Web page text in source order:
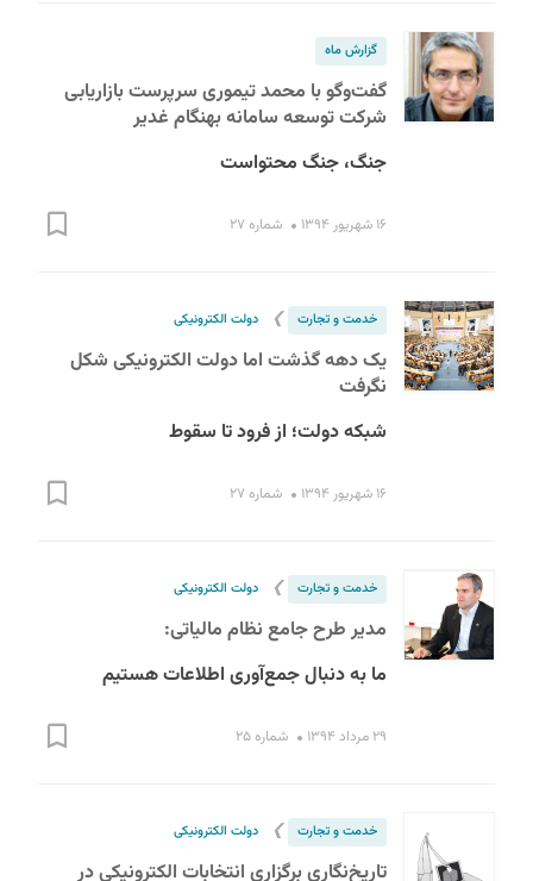
گزارش ماه
گفت‌وگو با محمد تیموری سرپرست بازاریابی
شرکت توسعه سامانه بهنگام غدیر
جنگ، جنگ محتواست
۱۶ شهریور ۱۳۹۴ شماره ۲۷
خدمت و تجارت ❯ دولت الکترونیکی
یک دهه گذشت اما دولت الکترونیکی شکل
نگرفت
شبکه دولت؛ از فرود تا سقوط
۱۶ شهریور ۱۳۹۴ شماره ۲۷
خدمت و تجارت ❯ دولت الکترونیکی
مدیر طرح جامع نظام مالیاتی:
ما به دنبال جمع‌آوری اطلاعات هستیم
۲۹ مرداد ۱۳۹۴ شماره ۲۵
خدمت و تجارت ❯ دولت الکترونیکی
تاریخ‌نگاری برگزاری انتخابات الکترونیکی در